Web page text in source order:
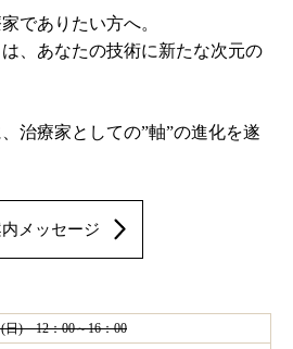
でありたい方へ。
は、あなたの技術に新たな次元の
治療家としての”軸”の進化を遂
メッセージ
(日) 12：00～16：00